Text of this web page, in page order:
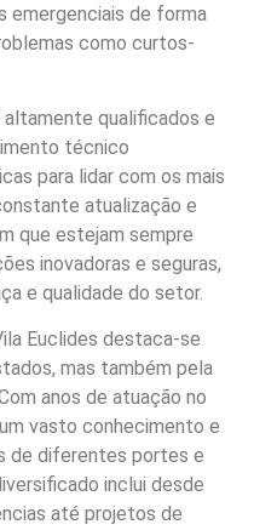
emergenciais de forma
como curtos-
qualificados e
técnico
para lidar com os mais
atualização e
que estejam sempre
inovadoras e seguras,
e qualidade do setor.
Euclides destaca-se
mas também pela
anos de atuação no
vasto conhecimento e
de diferentes portes e
inclui desde
até projetos de